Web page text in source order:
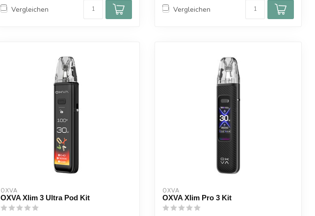
Vergleichen Vergleichen
OXVA
OXVA Xlim 3 Ultra Pod Kit
OXVA
OXVA Xlim Pro 3 Kit